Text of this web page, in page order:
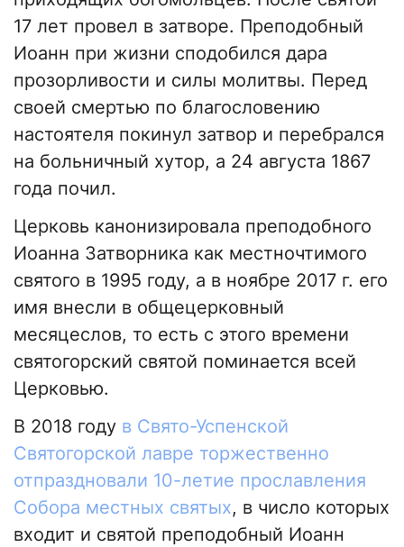
17 лет провел в затворе. Преподобный
Иоанн при жизни сподобился дара
прозорливости и силы молитвы. Перед
своей смертью по благословению
настоятеля покинул затвор и перебрался
на больничный хутор, а 24 августа 1867
года почил.
Церковь канонизировала преподобного
Иоанна Затворника как местночтимого
святого в 1995 году, а в ноябре 2017 г. его
имя внесли в общецерковный
месяцеслов, то есть с этого времени
святогорский святой поминается всей
Церковью.
В 2018 году в Свято-Успенской
Святогорской лавре торжественно
отпраздновали 10-летие прославления
Собора местных святых, в число которых
входит и святой преподобный Иоанн